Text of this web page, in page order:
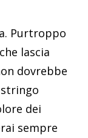
Purtroppo
lascia
dovrebbe
dei
sempre